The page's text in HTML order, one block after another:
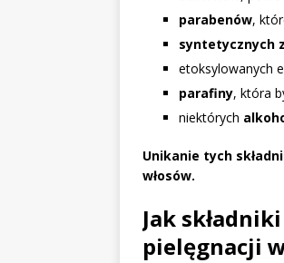
parabenów,
syntetycznych
etoksylowanych
parafiny, która
niektórych
Unikanie tych
włosów.
Jak
pielęgnacji